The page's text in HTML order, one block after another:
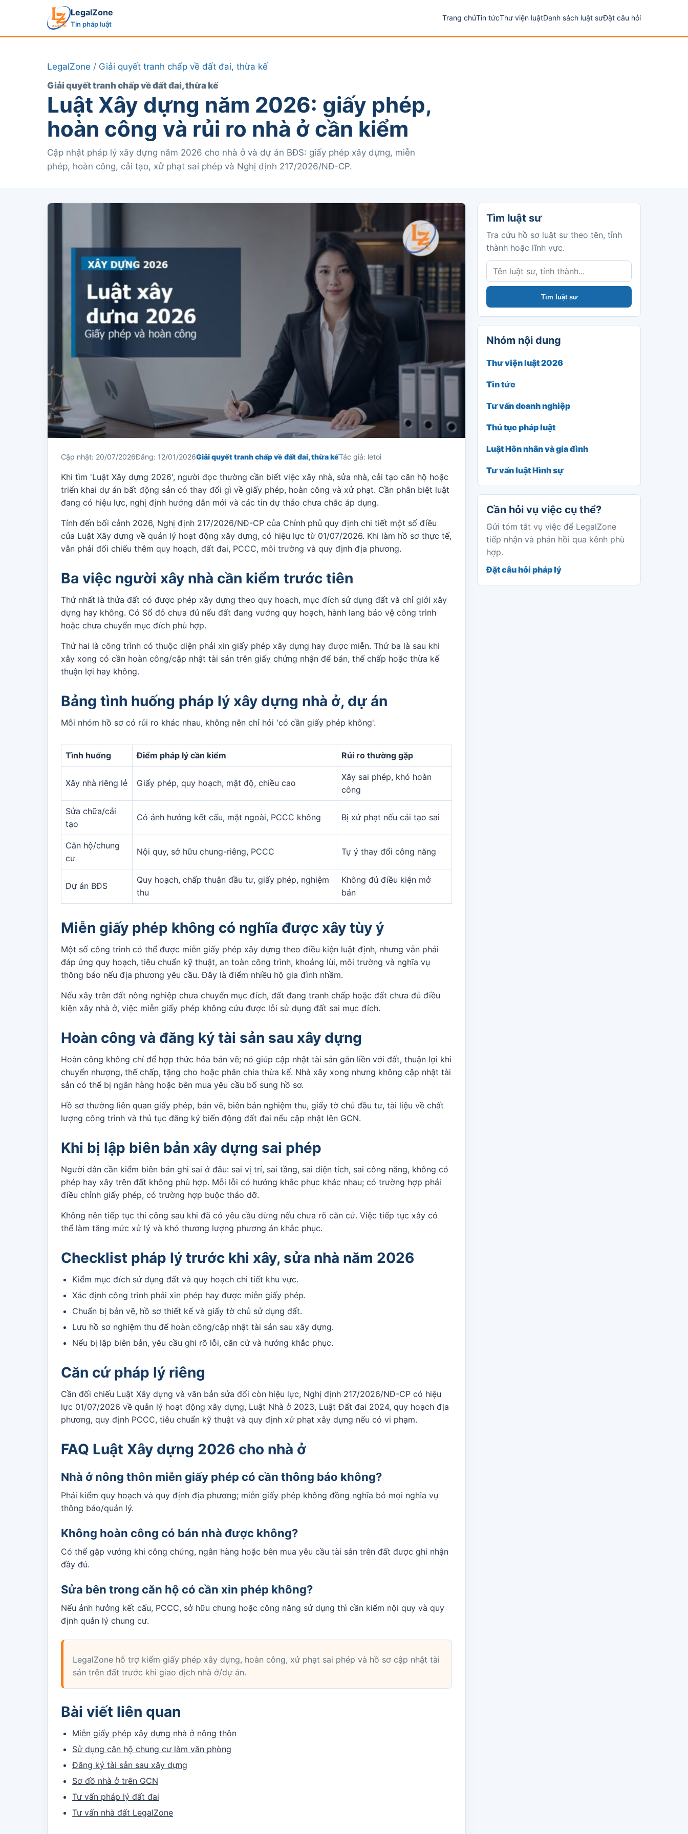
LegalZone
Tin pháp luật
Trang chủTin tứcThư viện luậtDanh sách luật sưĐặt câu hỏi
LegalZone / Giải quyết tranh chấp về đất đai, thừa kế
Giải quyết tranh chấp về đất đai, thừa kế
Luật Xây dựng năm 2026: giấy phép,
hoàn công và rủi ro nhà ở cần kiểm
Cập nhật pháp lý xây dựng năm 2026 cho nhà ở và dự án BĐS: giấy phép xây dựng, miễn
phép, hoàn công, cải tạo, xử phạt sai phép và Nghị định 217/2026/NĐ-CP.
Cập nhật: 20/07/2026Đăng: 12/01/2026Giải quyết tranh chấp về đất đai, thừa kếTác giả: letoi
Khi tìm 'Luật Xây dựng 2026', người đọc thường cần biết việc xây nhà, sửa nhà, cải tạo căn hộ hoặc
triển khai dự án bất động sản có thay đổi gì về giấy phép, hoàn công và xử phạt. Cần phân biệt luật
đang có hiệu lực, nghị định hướng dẫn mới và các tin dự thảo chưa chắc áp dụng.
Tính đến bối cảnh 2026, Nghị định 217/2026/NĐ-CP của Chính phủ quy định chi tiết một số điều
của Luật Xây dựng về quản lý hoạt động xây dựng, có hiệu lực từ 01/07/2026. Khi làm hồ sơ thực tế,
vẫn phải đối chiếu thêm quy hoạch, đất đai, PCCC, môi trường và quy định địa phương.
Ba việc người xây nhà cần kiểm trước tiên
Thứ nhất là thửa đất có được phép xây dựng theo quy hoạch, mục đích sử dụng đất và chỉ giới xây
dựng hay không. Có Sổ đỏ chưa đủ nếu đất đang vướng quy hoạch, hành lang bảo vệ công trình
hoặc chưa chuyển mục đích phù hợp.
Thứ hai là công trình có thuộc diện phải xin giấy phép xây dựng hay được miễn. Thứ ba là sau khi
xây xong có cần hoàn công/cập nhật tài sản trên giấy chứng nhận để bán, thế chấp hoặc thừa kế
thuận lợi hay không.
Bảng tình huống pháp lý xây dựng nhà ở, dự án
Mỗi nhóm hồ sơ có rủi ro khác nhau, không nên chỉ hỏi 'có cần giấy phép không'.
Tình huống Điểm pháp lý cần kiểm Rủi ro thường gặp
Xây nhà riêng lẻ Giấy phép, quy hoạch, mật độ, chiều cao
Xây sai phép, khó hoàn
công
Sửa chữa/cải
tạo
Có ảnh hưởng kết cấu, mặt ngoài, PCCC không Bị xử phạt nếu cải tạo sai
Căn hộ/chung
cư
Nội quy, sở hữu chung-riêng, PCCC Tự ý thay đổi công năng
Dự án BĐS
Quy hoạch, chấp thuận đầu tư, giấy phép, nghiệm
thu
Không đủ điều kiện mở
bán
Miễn giấy phép không có nghĩa được xây tùy ý
Một số công trình có thể được miễn giấy phép xây dựng theo điều kiện luật định, nhưng vẫn phải
đáp ứng quy hoạch, tiêu chuẩn kỹ thuật, an toàn công trình, khoảng lùi, môi trường và nghĩa vụ
thông báo nếu địa phương yêu cầu. Đây là điểm nhiều hộ gia đình nhầm.
Nếu xây trên đất nông nghiệp chưa chuyển mục đích, đất đang tranh chấp hoặc đất chưa đủ điều
kiện xây nhà ở, việc miễn giấy phép không cứu được lỗi sử dụng đất sai mục đích.
Hoàn công và đăng ký tài sản sau xây dựng
Hoàn công không chỉ để hợp thức hóa bản vẽ; nó giúp cập nhật tài sản gắn liền với đất, thuận lợi khi
chuyển nhượng, thế chấp, tặng cho hoặc phân chia thừa kế. Nhà xây xong nhưng không cập nhật tài
sản có thể bị ngân hàng hoặc bên mua yêu cầu bổ sung hồ sơ.
Hồ sơ thường liên quan giấy phép, bản vẽ, biên bản nghiệm thu, giấy tờ chủ đầu tư, tài liệu về chất
lượng công trình và thủ tục đăng ký biến động đất đai nếu cập nhật lên GCN.
Khi bị lập biên bản xây dựng sai phép
Người dân cần kiểm biên bản ghi sai ở đâu: sai vị trí, sai tầng, sai diện tích, sai công năng, không có
phép hay xây trên đất không phù hợp. Mỗi lỗi có hướng khắc phục khác nhau; có trường hợp phải
điều chỉnh giấy phép, có trường hợp buộc tháo dỡ.
Không nên tiếp tục thi công sau khi đã có yêu cầu dừng nếu chưa rõ căn cứ. Việc tiếp tục xây có
thể làm tăng mức xử lý và khó thương lượng phương án khắc phục.
Checklist pháp lý trước khi xây, sửa nhà năm 2026
Kiểm mục đích sử dụng đất và quy hoạch chi tiết khu vực.
Xác định công trình phải xin phép hay được miễn giấy phép.
Chuẩn bị bản vẽ, hồ sơ thiết kế và giấy tờ chủ sử dụng đất.
Lưu hồ sơ nghiệm thu để hoàn công/cập nhật tài sản sau xây dựng.
Nếu bị lập biên bản, yêu cầu ghi rõ lỗi, căn cứ và hướng khắc phục.
Căn cứ pháp lý riêng
Cần đối chiếu Luật Xây dựng và văn bản sửa đổi còn hiệu lực, Nghị định 217/2026/NĐ-CP có hiệu
lực 01/07/2026 về quản lý hoạt động xây dựng, Luật Nhà ở 2023, Luật Đất đai 2024, quy hoạch địa
phương, quy định PCCC, tiêu chuẩn kỹ thuật và quy định xử phạt xây dựng nếu có vi phạm.
FAQ Luật Xây dựng 2026 cho nhà ở
Nhà ở nông thôn miễn giấy phép có cần thông báo không?
Phải kiểm quy hoạch và quy định địa phương; miễn giấy phép không đồng nghĩa bỏ mọi nghĩa vụ
thông báo/quản lý.
Không hoàn công có bán nhà được không?
Có thể gặp vướng khi công chứng, ngân hàng hoặc bên mua yêu cầu tài sản trên đất được ghi nhận
đầy đủ.
Sửa bên trong căn hộ có cần xin phép không?
Nếu ảnh hưởng kết cấu, PCCC, sở hữu chung hoặc công năng sử dụng thì cần kiểm nội quy và quy
định quản lý chung cư.
LegalZone hỗ trợ kiểm giấy phép xây dựng, hoàn công, xử phạt sai phép và hồ sơ cập nhật tài
sản trên đất trước khi giao dịch nhà ở/dự án.
Bài viết liên quan
Miễn giấy phép xây dựng nhà ở nông thôn
Sử dụng căn hộ chung cư làm văn phòng
Đăng ký tài sản sau xây dựng
Sơ đồ nhà ở trên GCN
Tư vấn pháp lý đất đai
Tư vấn nhà đất LegalZone
Tìm luật sư
Tra cứu hồ sơ luật sư theo tên, tỉnh
thành hoặc lĩnh vực.
Tìm luật sư
Tìm luật sư
Nhóm nội dung
Thư viện luật 2026
Tin tức
Tư vấn doanh nghiệp
Thủ tục pháp luật
Luật Hôn nhân và gia đình
Tư vấn luật Hình sự
Cần hỏi vụ việc cụ thể?
Gửi tóm tắt vụ việc để LegalZone
tiếp nhận và phản hồi qua kênh phù
hợp.
Đặt câu hỏi pháp lý